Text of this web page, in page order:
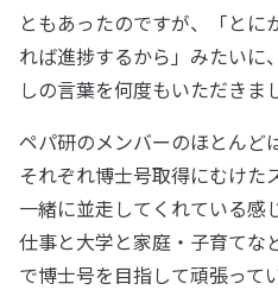
ともあったのですが、「とに
れば進捗するから」みたいに
しの言葉を何度もいただきま
ペパ研のメンバーのほとんど
それぞれ博士号取得にむけた
一緒に並走してくれている感
仕事と大学と家庭・子育てな
で博士号を目指して頑張って